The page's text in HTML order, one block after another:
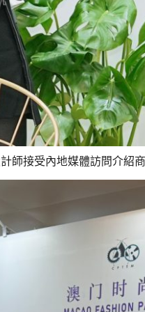
師接受內地媒體訪問介紹